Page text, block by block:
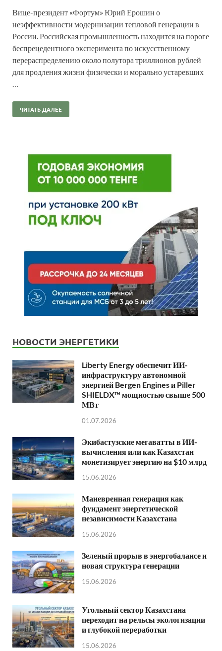
Вице-президент «Фортум» Юрий Ерошин о
неэффективности модернизации тепловой генерации в
России. Российская промышленность находится на пороге
беспрецедентного эксперимента по искусственному
перераспределению около полутора триллионов рублей
для продления жизни физически и морально устаревших
…
ЧИТАТЬ ДАЛЕЕ
НОВОСТИ ЭНЕРГЕТИКИ
Liberty Energy обеспечит ИИ-
инфраструктуру автономной
энергией Bergen Engines и Piller
SHIELDX™ мощностью свыше 500
МВт
01.07.2026
Экибастузские мегаватты в ИИ-
вычисления или как Казахстан
монетизирует энергию на $10 млрд
15.06.2026
Маневренная генерация как
фундамент энергетической
независимости Казахстана
15.06.2026
Зеленый прорыв в энергобалансе и
новая структура генерации
15.06.2026
Угольный сектор Казахстана
переходит на рельсы экологизации
и глубокой переработки
15.06.2026